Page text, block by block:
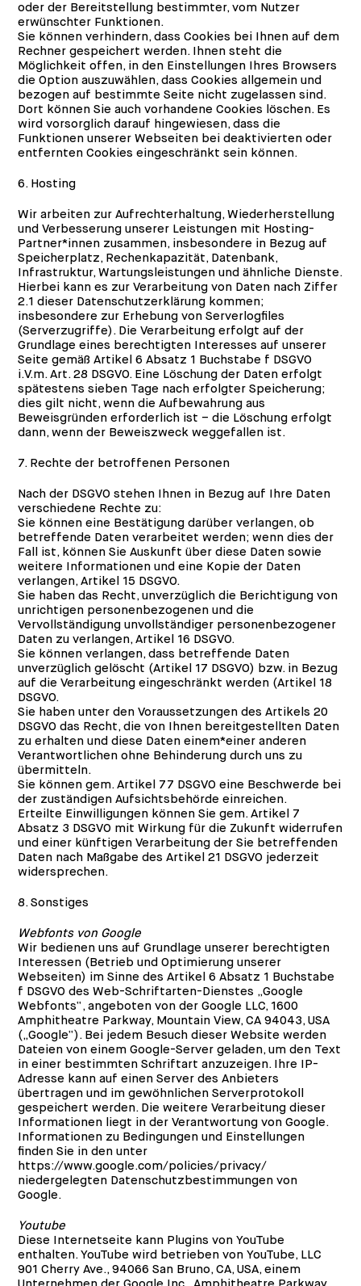
oder der Bereitstellung bestimmter, vom Nutzer
erwünschter Funktionen.
Sie können verhindern, dass Cookies bei Ihnen auf dem
Rechner gespeichert werden. Ihnen steht die
Möglichkeit offen, in den Einstellungen Ihres Browsers
die Option auszuwählen, dass Cookies allgemein und
bezogen auf bestimmte Seite nicht zugelassen sind.
Dort können Sie auch vorhandene Cookies löschen. Es
wird vorsorglich darauf hingewiesen, dass die
Funktionen unserer Webseiten bei deaktivierten oder
entfernten Cookies eingeschränkt sein können.
6. Hosting
Wir arbeiten zur Aufrechterhaltung, Wiederherstellung
und Verbesserung unserer Leistungen mit Hosting-
Partner*innen zusammen, insbesondere in Bezug auf
Speicherplatz, Rechenkapazität, Datenbank,
Infrastruktur, Wartungsleistungen und ähnliche Dienste.
Hierbei kann es zur Verarbeitung von Daten nach Ziffer
2.1 dieser Datenschutzerklärung kommen;
insbesondere zur Erhebung von Serverlogfiles
(Serverzugriffe). Die Verarbeitung erfolgt auf der
Grundlage eines berechtigten Interesses auf unserer
Seite gemäß Artikel 6 Absatz 1 Buchstabe f DSGVO
i.V.m. Art. 28 DSGVO. Eine Löschung der Daten erfolgt
spätestens sieben Tage nach erfolgter Speicherung;
dies gilt nicht, wenn die Aufbewahrung aus
Beweisgründen erforderlich ist – die Löschung erfolgt
dann, wenn der Beweiszweck weggefallen ist.
7. Rechte der betroffenen Personen
Nach der DSGVO stehen Ihnen in Bezug auf Ihre Daten
verschiedene Rechte zu:
Sie können eine Bestätigung darüber verlangen, ob
betreffende Daten verarbeitet werden; wenn dies der
Fall ist, können Sie Auskunft über diese Daten sowie
weitere Informationen und eine Kopie der Daten
verlangen, Artikel 15 DSGVO.
Sie haben das Recht, unverzüglich die Berichtigung von
unrichtigen personenbezogenen und die
Vervollständigung unvollständiger personenbezogener
Daten zu verlangen, Artikel 16 DSGVO.
Sie können verlangen, dass betreffende Daten
unverzüglich gelöscht (Artikel 17 DSGVO) bzw. in Bezug
auf die Verarbeitung eingeschränkt werden (Artikel 18
DSGVO.
Sie haben unter den Voraussetzungen des Artikels 20
DSGVO das Recht, die von Ihnen bereitgestellten Daten
zu erhalten und diese Daten einem*einer anderen
Verantwortlichen ohne Behinderung durch uns zu
übermitteln.
Sie können gem. Artikel 77 DSGVO eine Beschwerde bei
der zuständigen Aufsichtsbehörde einreichen.
Erteilte Einwilligungen können Sie gem. Artikel 7
Absatz 3 DSGVO mit Wirkung für die Zukunft widerrufen
und einer künftigen Verarbeitung der Sie betreffenden
Daten nach Maßgabe des Artikel 21 DSGVO jederzeit
widersprechen.
8. Sonstiges
Webfonts von Google
Wir bedienen uns auf Grundlage unserer berechtigten
Interessen (Betrieb und Optimierung unserer
Webseiten) im Sinne des Artikel 6 Absatz 1 Buchstabe
f DSGVO des Web-Schriftarten-Dienstes „Google
Webfonts“, angeboten von der Google LLC, 1600
Amphitheatre Parkway, Mountain View, CA 94043, USA
(„Google“). Bei jedem Besuch dieser Website werden
Dateien von einem Google-Server geladen, um den Text
in einer bestimmten Schriftart anzuzeigen. Ihre IP-
Adresse kann auf einen Server des Anbieters
übertragen und im gewöhnlichen Serverprotokoll
gespeichert werden. Die weitere Verarbeitung dieser
Informationen liegt in der Verantwortung von Google.
Informationen zu Bedingungen und Einstellungen
finden Sie in den unter
https://www.google.com/policies/privacy/
niedergelegten Datenschutzbestimmungen von
Google.
Youtube
Diese Internetseite kann Plugins von YouTube
enthalten. YouTube wird betrieben von YouTube, LLC
901 Cherry Ave., 94066 San Bruno, CA, USA, einem